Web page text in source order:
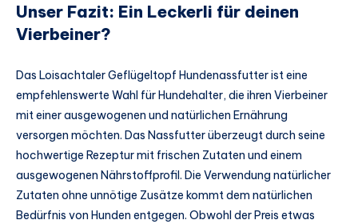
Unser Fazit: Ein Leckerli für deinen
Vierbeiner?
Das Loisachtaler Geflügeltopf Hundenassfutter ist eine
empfehlenswerte Wahl für Hundehalter, die ihren Vierbeiner
mit einer ausgewogenen und natürlichen Ernährung
versorgen möchten. Das Nassfutter überzeugt durch seine
hochwertige Rezeptur mit frischen Zutaten und einem
ausgewogenen Nährstoffprofil. Die Verwendung natürlicher
Zutaten ohne unnötige Zusätze kommt dem natürlichen
Bedürfnis von Hunden entgegen. Obwohl der Preis etwas